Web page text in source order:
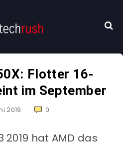
Flotter 16-
im September
2019 0
2019 hat AMD das